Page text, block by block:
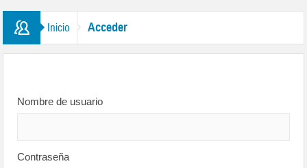
Inicio Acceder
Nombre de usuario
Contraseña